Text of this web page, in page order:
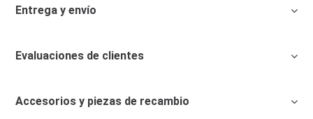
Entrega y envío
Evaluaciones de clientes
Accesorios y piezas de recambio